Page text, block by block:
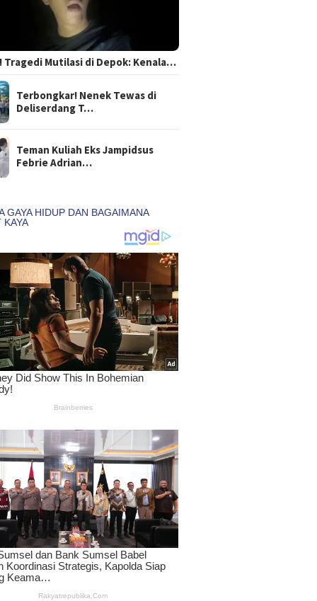
Tragedi Mutilasi di Depok: Kenala…
Terbongkar! Nenek Tewas di
Deliserdang T…
Teman Kuliah Eks Jampidsus
Febrie Adrian…